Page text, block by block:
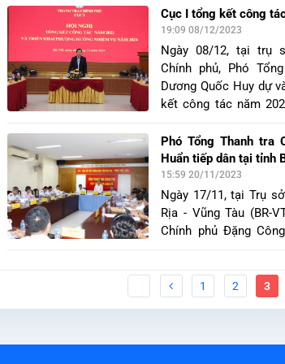
tướng Trần Quang
hành Trung ương
đồng chí Dương
hành Trung ương
vụ Quốc hội, Trưởng
Đoàn Hồng Phong,
đã đến thăm, chúc
Ban Tiếp công dân
Cục I tổng kết công
19:09 08/12/2023
Ngày 08/12, tại trụ
Chính phủ, Phó
Dương Quốc Huy dự
kết công tác năm
giải quyết khiếu nại,
Phó Tổng Thanh tra
Huẩn tiếp dân tại tỉnh
15:59 20/11/2023
Ngày 17/11, tại Trụ
Rịa - Vũng Tàu (BR-
Chính phủ Đặng
Nguyễn Hồng Điệp;
giải quyết khiếu nại tố
cùng đại diện các sở,
1 2 3